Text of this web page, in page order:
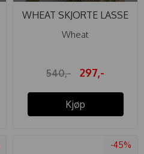
WHEAT SKJORTE LASSE
...
Wheat
540,- 297,-
Kjøp
-45%